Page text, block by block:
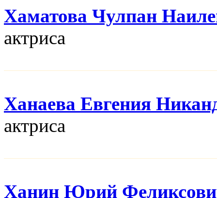
Хаматова Чулпан
актриса
Ханаева Евгения
актриса
Ханин Юрий